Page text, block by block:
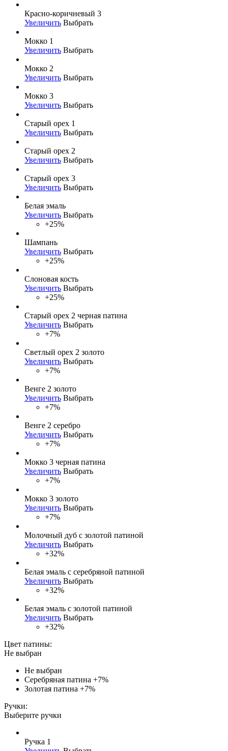
Красно-коричневый 3
Увеличить Выбрать
Мокко 1
Увеличить Выбрать
Мокко 2
Увеличить Выбрать
Мокко 3
Увеличить Выбрать
Старый орех 1
Увеличить Выбрать
Старый орех 2
Увеличить Выбрать
Старый орех 3
Увеличить Выбрать
Белая эмаль
Увеличить Выбрать
+25%
Шампань
Увеличить Выбрать
+25%
Слоновая кость
Увеличить Выбрать
+25%
Старый орех 2 черная патина
Увеличить Выбрать
+7%
Светлый орех 2 золото
Увеличить Выбрать
+7%
Венге 2 золото
Увеличить Выбрать
+7%
Венге 2 серебро
Увеличить Выбрать
+7%
Мокко 3 черная патина
Увеличить Выбрать
+7%
Мокко 3 золото
Увеличить Выбрать
+7%
Молочный дуб с золотой патиной
Увеличить Выбрать
+32%
Белая эмаль с серебряной патиной
Увеличить Выбрать
+32%
Белая эмаль с золотой патиной
Увеличить Выбрать
+32%
Цвет патины:
Не выбран
Не выбран
Серебряная патина +7%
Золотая патина +7%
Ручки:
Выберите ручки
Ручка 1